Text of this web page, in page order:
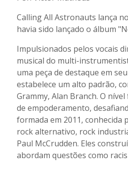
Calling All Astronauts lança
havia sido lançado o álbum
Impulsionados pelos vocais
musical do multi-
uma peça de destaque em
estabelece um alto padrão,
Grammy, Alan Branch. O
de empoderamento,
formada em 2011,
rock alternativo, rock
Paul McCrudden. Eles
abordam questões como